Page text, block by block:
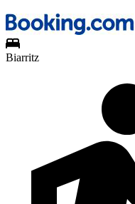
Biarritz